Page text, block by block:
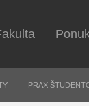
v Prešove
PRAX